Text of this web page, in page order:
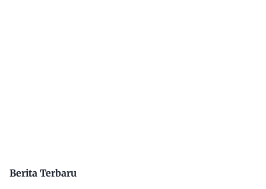
Berita Terbaru